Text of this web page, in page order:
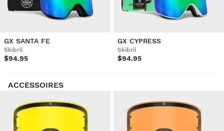
GX SANTA FE
Skibril
$94.95
GX CYPRESS
Skibril
$94.95
ACCESSOIRES